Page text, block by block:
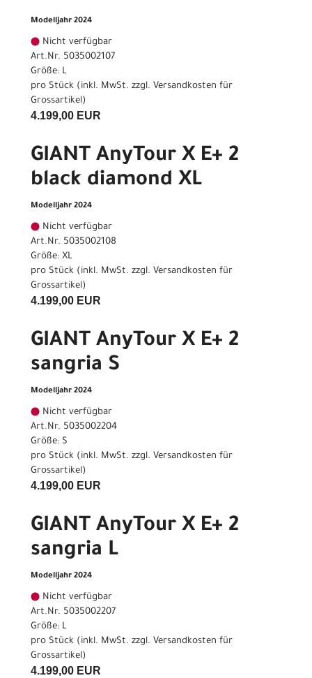
Modelljahr 2024
Nicht verfügbar
Art.Nr. 5035002107
Größe: L
pro Stück (inkl. MwSt. zzgl. Versandkosten für
Grossartikel)
4.199,00 EUR
GIANT AnyTour X E+ 2
black diamond XL
Modelljahr 2024
Nicht verfügbar
Art.Nr. 5035002108
Größe: XL
pro Stück (inkl. MwSt. zzgl. Versandkosten für
Grossartikel)
4.199,00 EUR
GIANT AnyTour X E+ 2
sangria S
Modelljahr 2024
Nicht verfügbar
Art.Nr. 5035002204
Größe: S
pro Stück (inkl. MwSt. zzgl. Versandkosten für
Grossartikel)
4.199,00 EUR
GIANT AnyTour X E+ 2
sangria L
Modelljahr 2024
Nicht verfügbar
Art.Nr. 5035002207
Größe: L
pro Stück (inkl. MwSt. zzgl. Versandkosten für
Grossartikel)
4.199,00 EUR